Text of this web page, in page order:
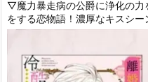
▽魔力暴走病の公爵に浄化の力
をする恋物語！濃厚なキスシー